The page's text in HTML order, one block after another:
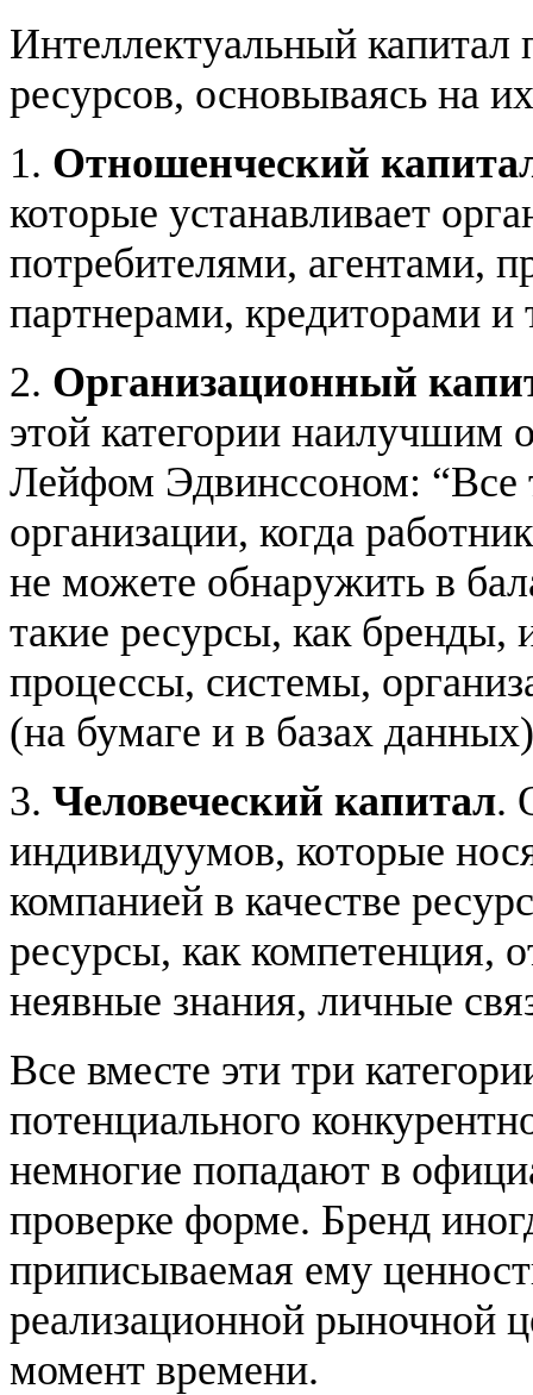
Интеллектуальный капитал
ресурсов, основываясь на
1. Отношенческий
которые устанавливает
потребителями, агентами,
партнерами, кредиторами и
2. Организационный
этой категории наилучшим
Лейфом Эдвинссоном: “Все
организации, когда
не можете обнаружить в
такие ресурсы, как бренды,
процессы, системы,
(на бумаге и в базах
3. Человеческий капитал.
индивидуумов, которые
компанией в качестве
ресурсы, как компетенция,
неявные знания, личные
Все вместе эти три
потенциального
немногие попадают в
проверке форме. Бренд
приписываемая ему
реализационной рыночной
момент времени.